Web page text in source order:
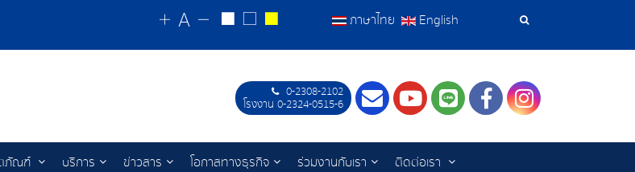
เครื่อง
ค้นหา
ภาษาไทย English
0-2308-2102
โรงงาน 0-2324-0515-6
ContactYoutube
LINEFacebookInstagram
ภัณฑ์ บริการ ข่าวสาร โอกาสทางธุรกิจ ร่วมงานกับเรา ติดต่อเรา